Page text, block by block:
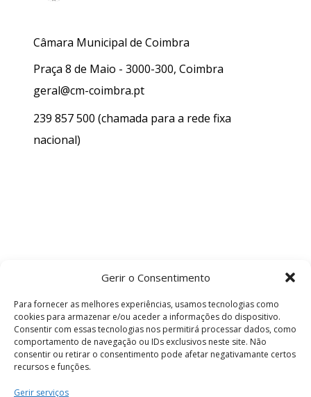
Gerir o Consentimento
Para fornecer as melhores experiências, usamos tecnologias como
cookies para armazenar e/ou aceder a informações do dispositivo.
Consentir com essas tecnologias nos permitirá processar dados, como
comportamento de navegação ou IDs exclusivos neste site. Não
consentir ou retirar o consentimento pode afetar negativamante certos
recursos e funções.
Gerir serviços
Câmara Municipal de Coimbra
Praça 8 de Maio - 3000-300, Coimbra
geral@cm-coimbra.pt
239 857 500 (chamada para a rede fixa
nacional)
Termos e Condições